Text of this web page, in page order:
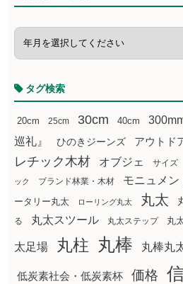
タグ検索
20cm 25cm 30cm 40cm
巡礼』
ひのきジーンズ アウトド
レチック木材
オブジェ サイズ
ック ブランド林業・木材 モニュメン
ータリー丸太
ローリング丸太 丸太
る
丸太スツール 丸太ステップ 丸
太足場 丸柱 丸棒 丸棒丸
低炭素社会・低炭素杯 価格